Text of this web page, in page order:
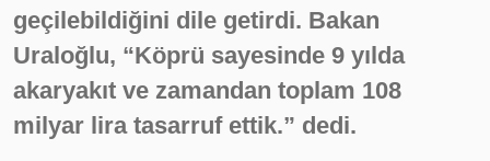
geçilebildiğini dile getirdi. Bakan
Uraloğlu, “Köprü sayesinde 9 yılda
akaryakıt ve zamandan toplam 108
milyar lira tasarruf ettik.” dedi.